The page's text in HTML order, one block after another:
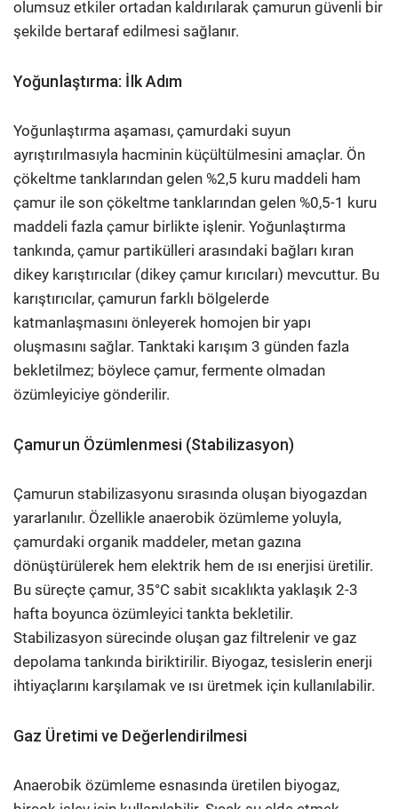
olumsuz etkiler ortadan kaldırılarak çamurun güvenli bir
şekilde bertaraf edilmesi sağlanır.
Yoğunlaştırma: İlk Adım
Yoğunlaştırma aşaması, çamurdaki suyun
ayrıştırılmasıyla hacminin küçültülmesini amaçlar. Ön
çökeltme tanklarından gelen %2,5 kuru maddeli ham
çamur ile son çökeltme tanklarından gelen %0,5-1 kuru
maddeli fazla çamur birlikte işlenir. Yoğunlaştırma
tankında, çamur partikülleri arasındaki bağları kıran
dikey karıştırıcılar (dikey çamur kırıcıları) mevcuttur. Bu
karıştırıcılar, çamurun farklı bölgelerde
katmanlaşmasını önleyerek homojen bir yapı
oluşmasını sağlar. Tanktaki karışım 3 günden fazla
bekletilmez; böylece çamur, fermente olmadan
özümleyiciye gönderilir.
Çamurun Özümlenmesi (Stabilizasyon)
Çamurun stabilizasyonu sırasında oluşan biyogazdan
yararlanılır. Özellikle anaerobik özümleme yoluyla,
çamurdaki organik maddeler, metan gazına
dönüştürülerek hem elektrik hem de ısı enerjisi üretilir.
Bu süreçte çamur, 35°C sabit sıcaklıkta yaklaşık 2-3
hafta boyunca özümleyici tankta bekletilir.
Stabilizasyon sürecinde oluşan gaz filtrelenir ve gaz
depolama tankında biriktirilir. Biyogaz, tesislerin enerji
ihtiyaçlarını karşılamak ve ısı üretmek için kullanılabilir.
Gaz Üretimi ve Değerlendirilmesi
Anaerobik özümleme esnasında üretilen biyogaz,